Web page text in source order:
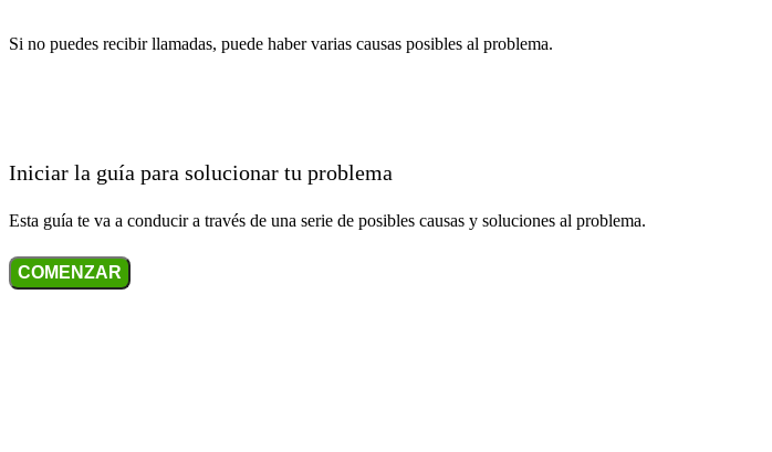
Si no puedes recibir llamadas, puede haber varias causas posibles al problema.
Iniciar la guía para solucionar tu problema
Esta guía te va a conducir a través de una serie de posibles causas y soluciones al problema.
COMENZAR